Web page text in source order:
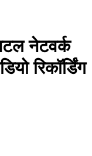
नेटवर्क
रिकॉर्डिंग